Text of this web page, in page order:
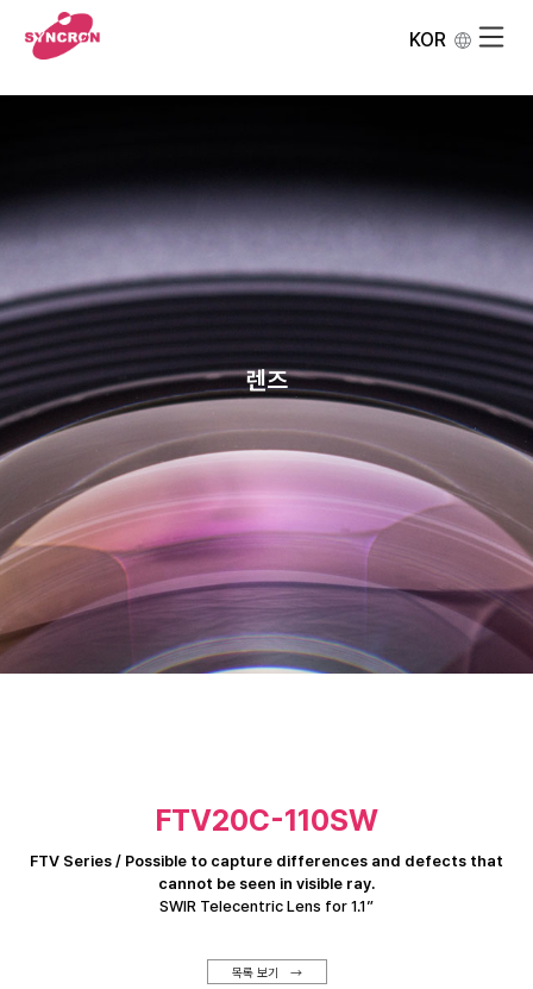
KOR
렌즈
FTV20C-110SW
FTV Series / Possible to capture differences and defects that
cannot be seen in visible ray.
SWIR Telecentric Lens for 1.1”
목록 보기